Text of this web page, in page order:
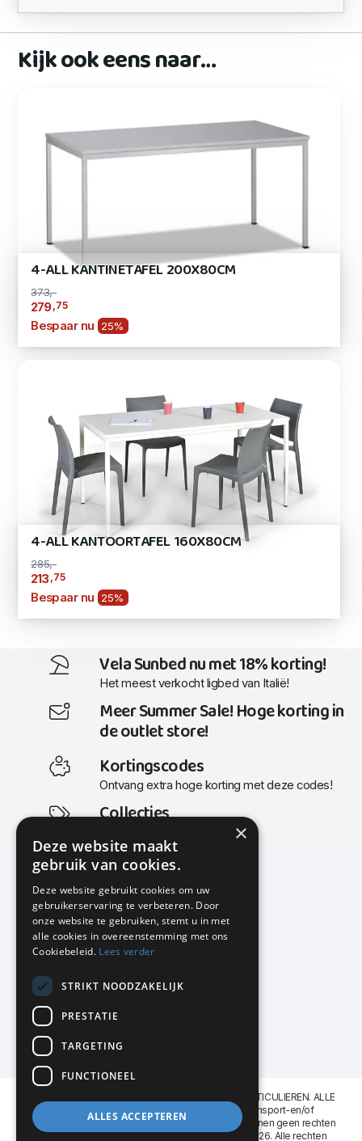
Kijk ook eens naar…
4-ALL KANTINETAFEL 200X80CM
373,-
279,75
Bespaar nu 25%
4-ALL KANTOORTAFEL 160X80CM
285,-
213,75
Bespaar nu 25%
Vela Sunbed nu met 18% korting!
Het meest verkocht ligbed van Italië!
Meer Summer Sale! Hoge korting in
de outlet store!
Kortingscodes
Ontvang extra hoge korting met deze codes!
Collecties
Actuele en populaire collecties
KMP Kantoormeubilair
Airport Business Park
Frankfurtstraat 29-31
1175 RH Lijnden
020-617 01 26
info@kmpkantoormeubilair.nl
Facebook
Instagram
KMP Kantoormeubilair levert aan BEDRIJVEN en PARTICULIEREN. ALLE
GENOEMDE PRIJZEN ZIJN EXCL. 21% B.T.W. Transport-en/of
Montagekosten op aanvraag. Aan deze website kunnen geen rechten
worden ontleend. KMP Kantoormeubilair VOF © 2026. Alle rechten
×
Deze website maakt
gebruik van cookies.
Deze website gebruikt cookies om uw
gebruikerservaring te verbeteren. Door
onze website te gebruiken, stemt u in met
alle cookies in overeenstemming met ons
Cookiebeleid. Lees verder
STRIKT NOODZAKELIJK
PRESTATIE
TARGETING
FUNCTIONEEL
ALLES ACCEPTEREN